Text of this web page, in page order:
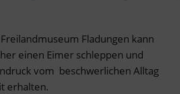
Fladungen kann
einen Eimer schleppen und
vom beschwerlichen Alltag
erhalten.